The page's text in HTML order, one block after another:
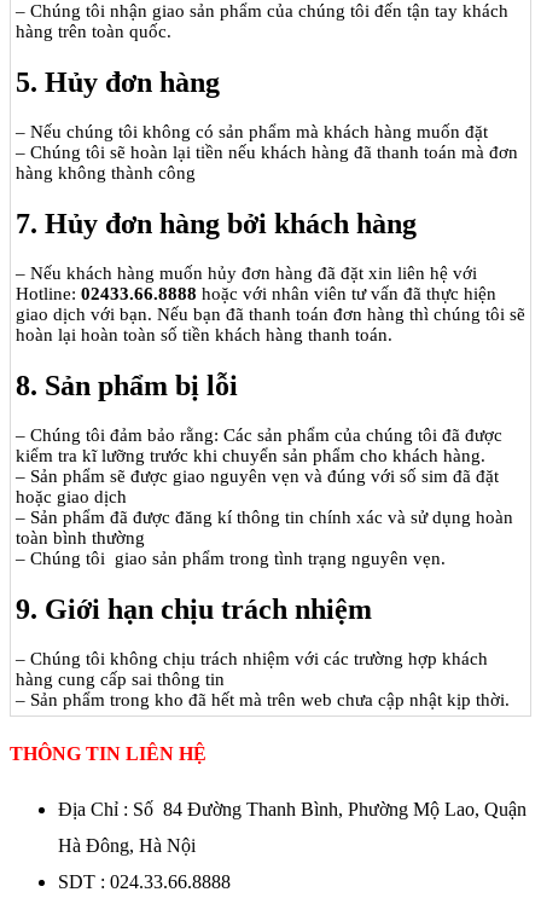
– Chúng tôi nhận giao sản phẩm của chúng tôi đến tận tay khách
hàng trên toàn quốc.
5. Hủy đơn hàng
– Nếu chúng tôi không có sản phẩm mà khách hàng muốn đặt
– Chúng tôi sẽ hoàn lại tiền nếu khách hàng đã thanh toán mà đơn
hàng không thành công
7. Hủy đơn hàng bởi khách hàng
– Nếu khách hàng muốn hủy đơn hàng đã đặt xin liên hệ với
Hotline: 02433.66.8888 hoặc với nhân viên tư vấn đã thực hiện
giao dịch với bạn. Nếu bạn đã thanh toán đơn hàng thì chúng tôi sẽ
hoàn lại hoàn toàn số tiền khách hàng thanh toán.
8. Sản phẩm bị lỗi
– Chúng tôi đảm bảo rằng: Các sản phẩm của chúng tôi đã được
kiểm tra kĩ lưỡng trước khi chuyển sản phẩm cho khách hàng.
– Sản phẩm sẽ được giao nguyên vẹn và đúng với số sim đã đặt
hoặc giao dịch
– Sản phẩm đã được đăng kí thông tin chính xác và sử dụng hoàn
toàn bình thường
– Chúng tôi giao sản phẩm trong tình trạng nguyên vẹn.
9. Giới hạn chịu trách nhiệm
– Chúng tôi không chịu trách nhiệm với các trường hợp khách
hàng cung cấp sai thông tin
– Sản phẩm trong kho đã hết mà trên web chưa cập nhật kịp thời.
THÔNG TIN LIÊN HỆ
Địa Chỉ : Số 84 Đường Thanh Bình, Phường Mộ Lao, Quận
Hà Đông, Hà Nội
SDT : 024.33.66.8888